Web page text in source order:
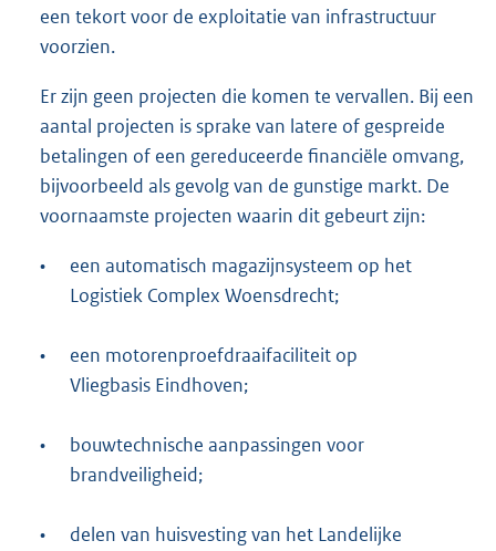
een tekort voor de exploitatie van infrastructuur
voorzien.
Er zijn geen projecten die komen te vervallen. Bij een
aantal projecten is sprake van latere of gespreide
betalingen of een gereduceerde financiële omvang,
bijvoorbeeld als gevolg van de gunstige markt. De
voornaamste projecten waarin dit gebeurt zijn:
•
een automatisch magazijnsysteem op het
Logistiek Complex Woensdrecht;
•
een motorenproefdraaifaciliteit op
Vliegbasis Eindhoven;
•
bouwtechnische aanpassingen voor
brandveiligheid;
•
delen van huisvesting van het Landelijke